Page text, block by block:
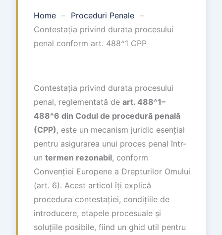
Home – Proceduri Penale –
Contestația privind durata procesului
penal conform art. 488^1 CPP
Contestația privind durata procesului
penal, reglementată de art. 488^1–
488^6 din Codul de procedură penală
(CPP) , este un mecanism juridic esențial
pentru asigurarea unui proces penal într-
un termen rezonabil, conform
Convenției Europene a Drepturilor Omului
(art. 6). Acest articol îți explică
procedura contestației, condițiile de
introducere, etapele procesuale și
soluțiile posibile, fiind un ghid util pentru